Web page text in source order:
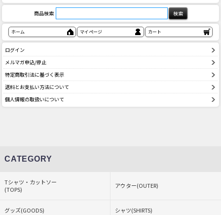
商品検索
ホーム マイページ カート
ログイン
メルマガ申込/停止
特定商取引法に基づく表示
送料とお支払い方法について
個人情報の取扱いについて
CATEGORY
Tシャツ・カットソー
(TOPS)
アウター(OUTER)
グッズ(GOODS) シャツ(SHIRTS)